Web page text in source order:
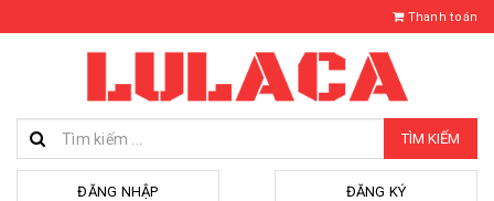
Thanh toán
TÌM KIẾM
ĐĂNG NHẬP ĐĂNG KÝ